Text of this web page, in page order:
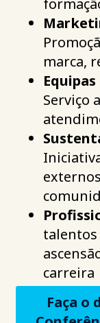
marca,
Serviço
talentos
carreira
Faça o